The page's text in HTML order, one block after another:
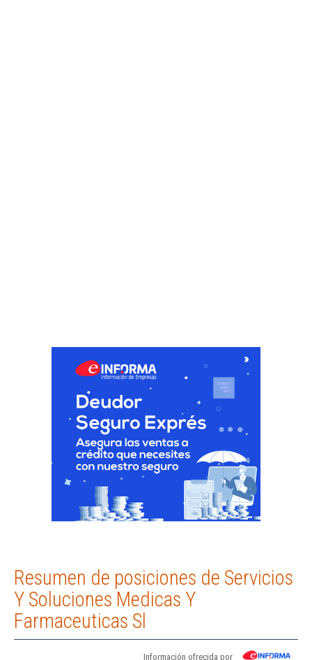
Resumen de posiciones de Servicios
Y Soluciones Medicas Y
Farmaceuticas Sl
Información ofrecida por